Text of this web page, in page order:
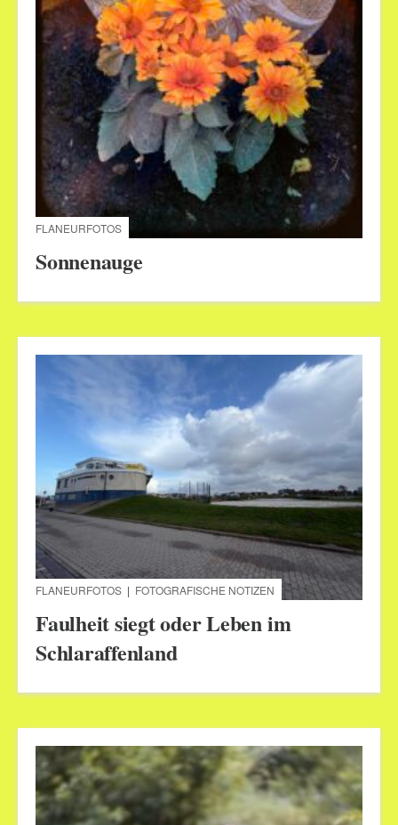
FLANEURFOTOS
Sonnenauge
FLANEURFOTOS | FOTOGRAFISCHE NOTIZEN
Faulheit siegt oder Leben im
Schlaraffenland